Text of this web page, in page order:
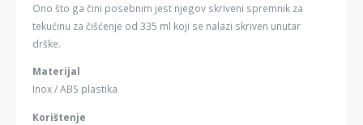
Ono što ga čini posebnim jest njegov skriveni spremnik za
tekućinu za čišćenje od 335 ml koji se nalazi skriven unutar
drške.
Materijal
Inox / ABS plastika
Korištenje